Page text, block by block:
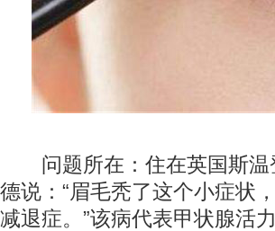
问题所在：住在英国斯温
德说：“眉毛秃了这个小症状
减退症。”该病代表甲状腺活